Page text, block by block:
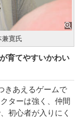
寛氏
育てやすいかわい
きあえるゲームで
ターは強く、仲間
初心者が入りにく